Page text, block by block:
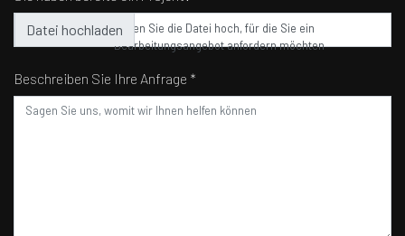
Laden Sie die Datei hoch, für die Sie ein
Bearbeitungsangebot anfordern möchten
Beschreiben Sie Ihre Anfrage *